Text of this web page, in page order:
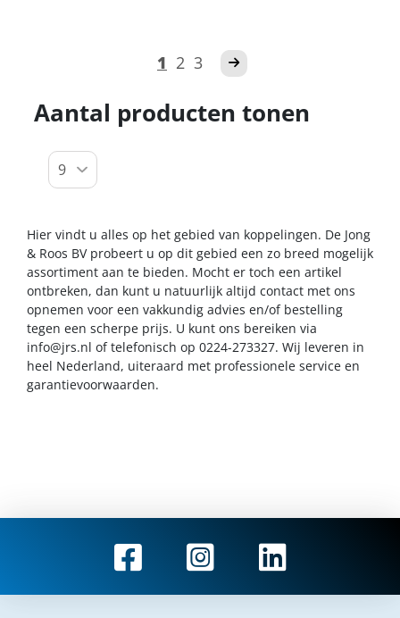
1 2 3
Aantal producten tonen
Hier vindt u alles op het gebied van koppelingen. De Jong
& Roos BV probeert u op dit gebied een zo breed mogelijk
assortiment aan te bieden. Mocht er toch een artikel
ontbreken, dan kunt u natuurlijk altijd contact met ons
opnemen voor een vakkundig advies en/of bestelling
tegen een scherpe prijs. U kunt ons bereiken via
info@jrs.nl of telefonisch op 0224-273327. Wij leveren in
heel Nederland, uiteraard met professionele service en
garantievoorwaarden.